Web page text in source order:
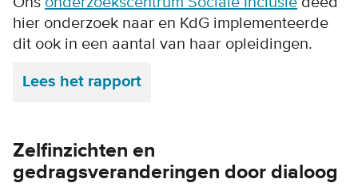
hier onderzoek naar en KdG implementeerde
dit ook in een aantal van haar opleidingen.
Lees het rapport
Zelfinzichten en
gedragsveranderingen door dialoog